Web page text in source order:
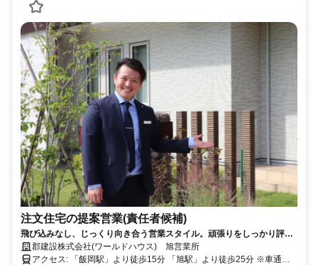
注文住宅の提案営業(責任者候補)
飛び込みなし、じっくり向き合う営業スタイル。頑張りをしっかり評
価、管理職も目指せる環境です。
郡建設株式会社(ワールドハウス) 旭営業所
アクセス: 「飯岡駅」より徒歩15分 「旭駅」より徒歩25分 ※車通勤